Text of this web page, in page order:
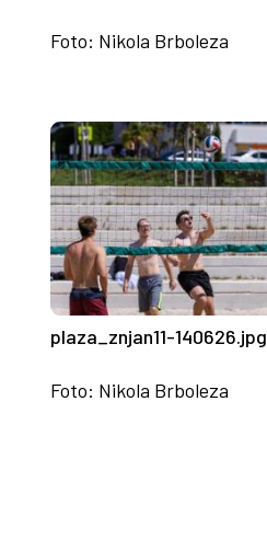
Foto: Nikola Brboleza
plaza_znjan11-140626.jpg
Foto: Nikola Brboleza